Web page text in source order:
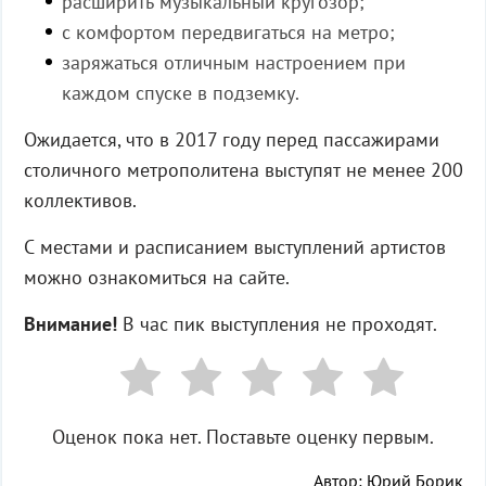
с комфортом передвигаться на метро;
заряжаться отличным настроением при
каждом спуске в подземку.
Ожидается, что в 2017 году перед пассажирами
столичного метрополитена выступят не менее 200
коллективов.
С местами и расписанием выступлений артистов
можно ознакомиться на сайте.
Внимание!В час пик выступления не проходят.
Оценок пока нет. Поставьте оценку первым.
Автор: Юрий Борик